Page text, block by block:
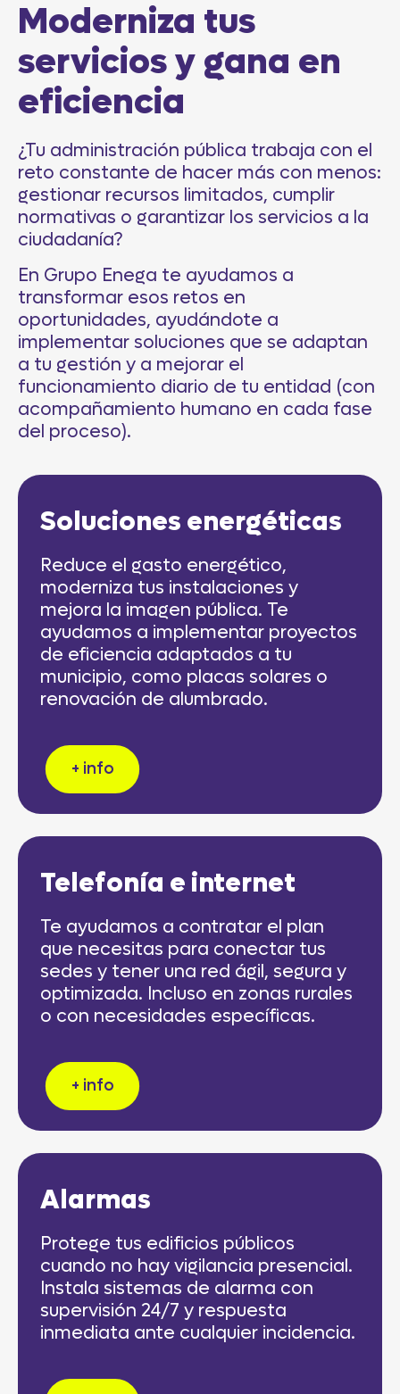
Moderniza tus
servicios y gana en
eficiencia
¿Tu administración pública trabaja con el
reto constante de hacer más con menos:
gestionar recursos limitados, cumplir
normativas o garantizar los servicios a la
ciudadanía?
En Grupo Enega te ayudamos a
transformar esos retos en
oportunidades, ayudándote a
implementar soluciones que se adaptan
a tu gestión y a mejorar el
funcionamiento diario de tu entidad (con
acompañamiento humano en cada fase
del proceso).
Soluciones energéticas
Reduce el gasto energético,
moderniza tus instalaciones y
mejora la imagen pública. Te
ayudamos a implementar proyectos
de eficiencia adaptados a tu
municipio, como placas solares o
renovación de alumbrado.
+ info
Telefonía e internet
Te ayudamos a contratar el plan
que necesitas para conectar tus
sedes y tener una red ágil, segura y
optimizada. Incluso en zonas rurales
o con necesidades específicas.
+ info
Alarmas
Protege tus edificios públicos
cuando no hay vigilancia presencial.
Instala sistemas de alarma con
supervisión 24/7 y respuesta
inmediata ante cualquier incidencia.